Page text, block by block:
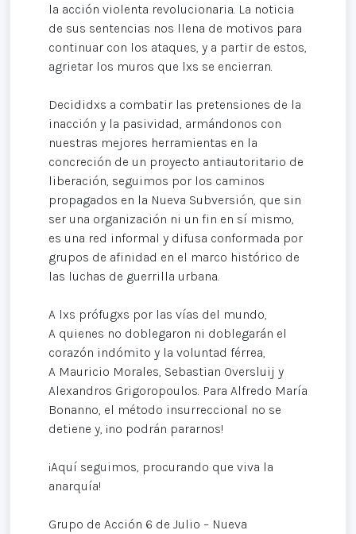
la acción violenta revolucionaria. La noticia
de sus sentencias nos llena de motivos para
continuar con los ataques, y a partir de estos,
agrietar los muros que lxs se encierran.
Decididxs a combatir las pretensiones de la
inacción y la pasividad, armándonos con
nuestras mejores herramientas en la
concreción de un proyecto antiautoritario de
liberación, seguimos por los caminos
propagados en la Nueva Subversión, que sin
ser una organización ni un fin en sí mismo,
es una red informal y difusa conformada por
grupos de afinidad en el marco histórico de
las luchas de guerrilla urbana.
A lxs prófugxs por las vías del mundo,
A quienes no doblegaron ni doblegarán el
corazón indómito y la voluntad férrea,
A Mauricio Morales, Sebastian Oversluij y
Alexandros Grigoropoulos. Para Alfredo María
Bonanno, el método insurreccional no se
detiene y, ¡no podrán pararnos!
¡Aquí seguimos, procurando que viva la
anarquía!
Grupo de Acción 6 de Julio – Nueva